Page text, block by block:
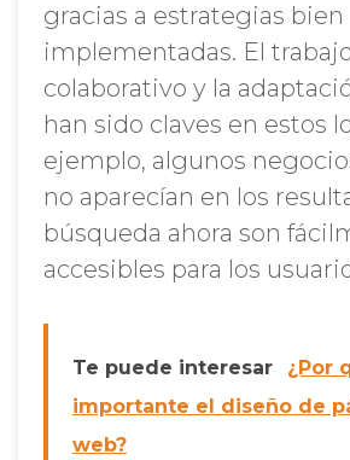
gracias a estrategias bien
implementadas. El
colaborativo y la
han sido claves en estos
ejemplo, algunos
no aparecían en los
búsqueda ahora son
accesibles para los
Te puede interesar
¿Por
importante el diseño de
web?